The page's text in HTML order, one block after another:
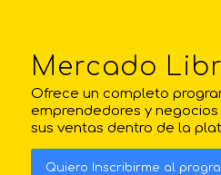
Mercado
Ofrece un completo
emprendedores y
sus ventas dentro de la
Quiero Inscribirme al